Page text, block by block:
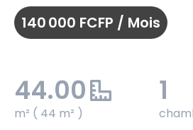
140 000 FCFP / Mois
44.00
m² ( 44 m² )
1